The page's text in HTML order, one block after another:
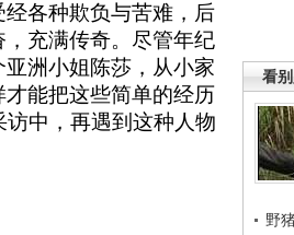
看
野
各种欺负与苦难，后
充满传奇。尽管年纪
洲小姐陈莎，从小家
能把这些简单的经历
中，再遇到这种人物